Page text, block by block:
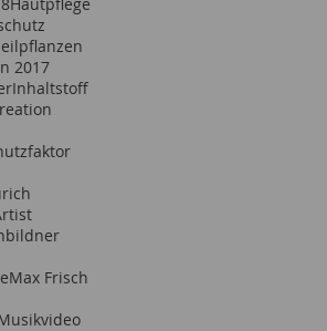
2017
Inhaltstoff
Max Frisch